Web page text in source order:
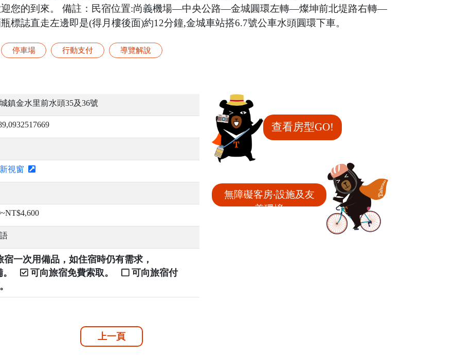
迎您的到來。 備註：民宿位置:尚義機場—中央公路—金城圓環左轉—燦坤前北堤路右轉—
誌直走左邊即是(得月樓後面)約12分鐘,金城車站搭6.7號公車水頭圓環下車。
停車場 行動支付 導覽解說
鎮金水里前水頭35及36號
視窗
一次用備品，如住宿時仍有需求，
。 可向旅宿免費索取。
可向旅宿付
查看房型GO!
無障礙客房‧設施及友
善環境
上一頁